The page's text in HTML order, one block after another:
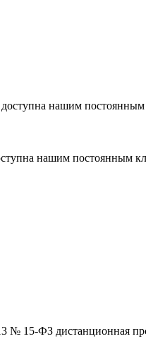
нашим
нашим постоянным
№ 15-ФЗ дистанционная